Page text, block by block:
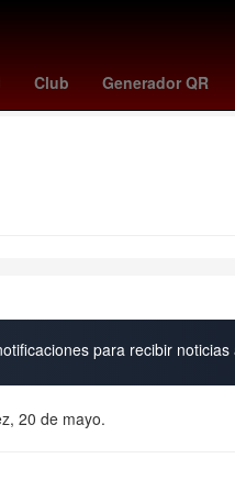
Club Generador QR
Alpizar Pedro Sicard
Google Earth
para recibir
20 de mayo.